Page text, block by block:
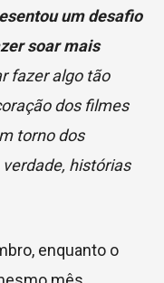
um desafio
soar mais
fazer algo tão
dos filmes
torno dos
histórias
enquanto o